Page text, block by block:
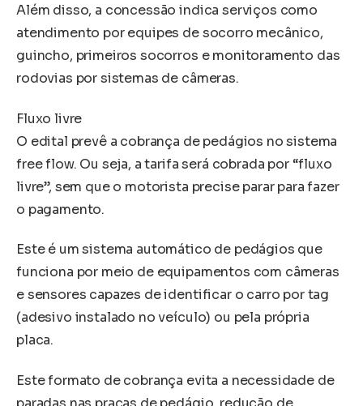
Além disso, a concessão indica serviços como
atendimento por equipes de socorro mecânico,
guincho, primeiros socorros e monitoramento das
rodovias por sistemas de câmeras.
Fluxo livre
O edital prevê a cobrança de pedágios no sistema
free flow. Ou seja, a tarifa será cobrada por “fluxo
livre”, sem que o motorista precise parar para fazer
o pagamento.
Este é um sistema automático de pedágios que
funciona por meio de equipamentos com câmeras
e sensores capazes de identificar o carro por tag
(adesivo instalado no veículo) ou pela própria
placa.
Este formato de cobrança evita a necessidade de